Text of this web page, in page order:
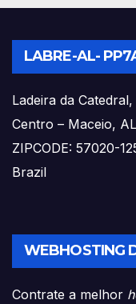
LABRE-AL-
Ladeira da Catedral,
Centro – Maceio, AL
ZIPCODE: 57020-
Brazil
WEBHOSTING
Contrate a melhor